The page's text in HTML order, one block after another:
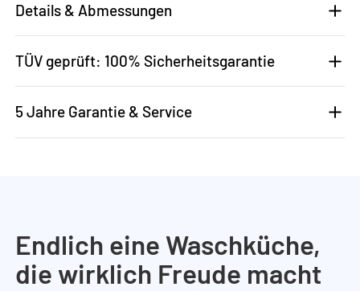
Details & Abmessungen
TÜV geprüft: 100% Sicherheitsgarantie
5 Jahre Garantie & Service
Endlich eine Waschküche,
die wirklich Freude macht